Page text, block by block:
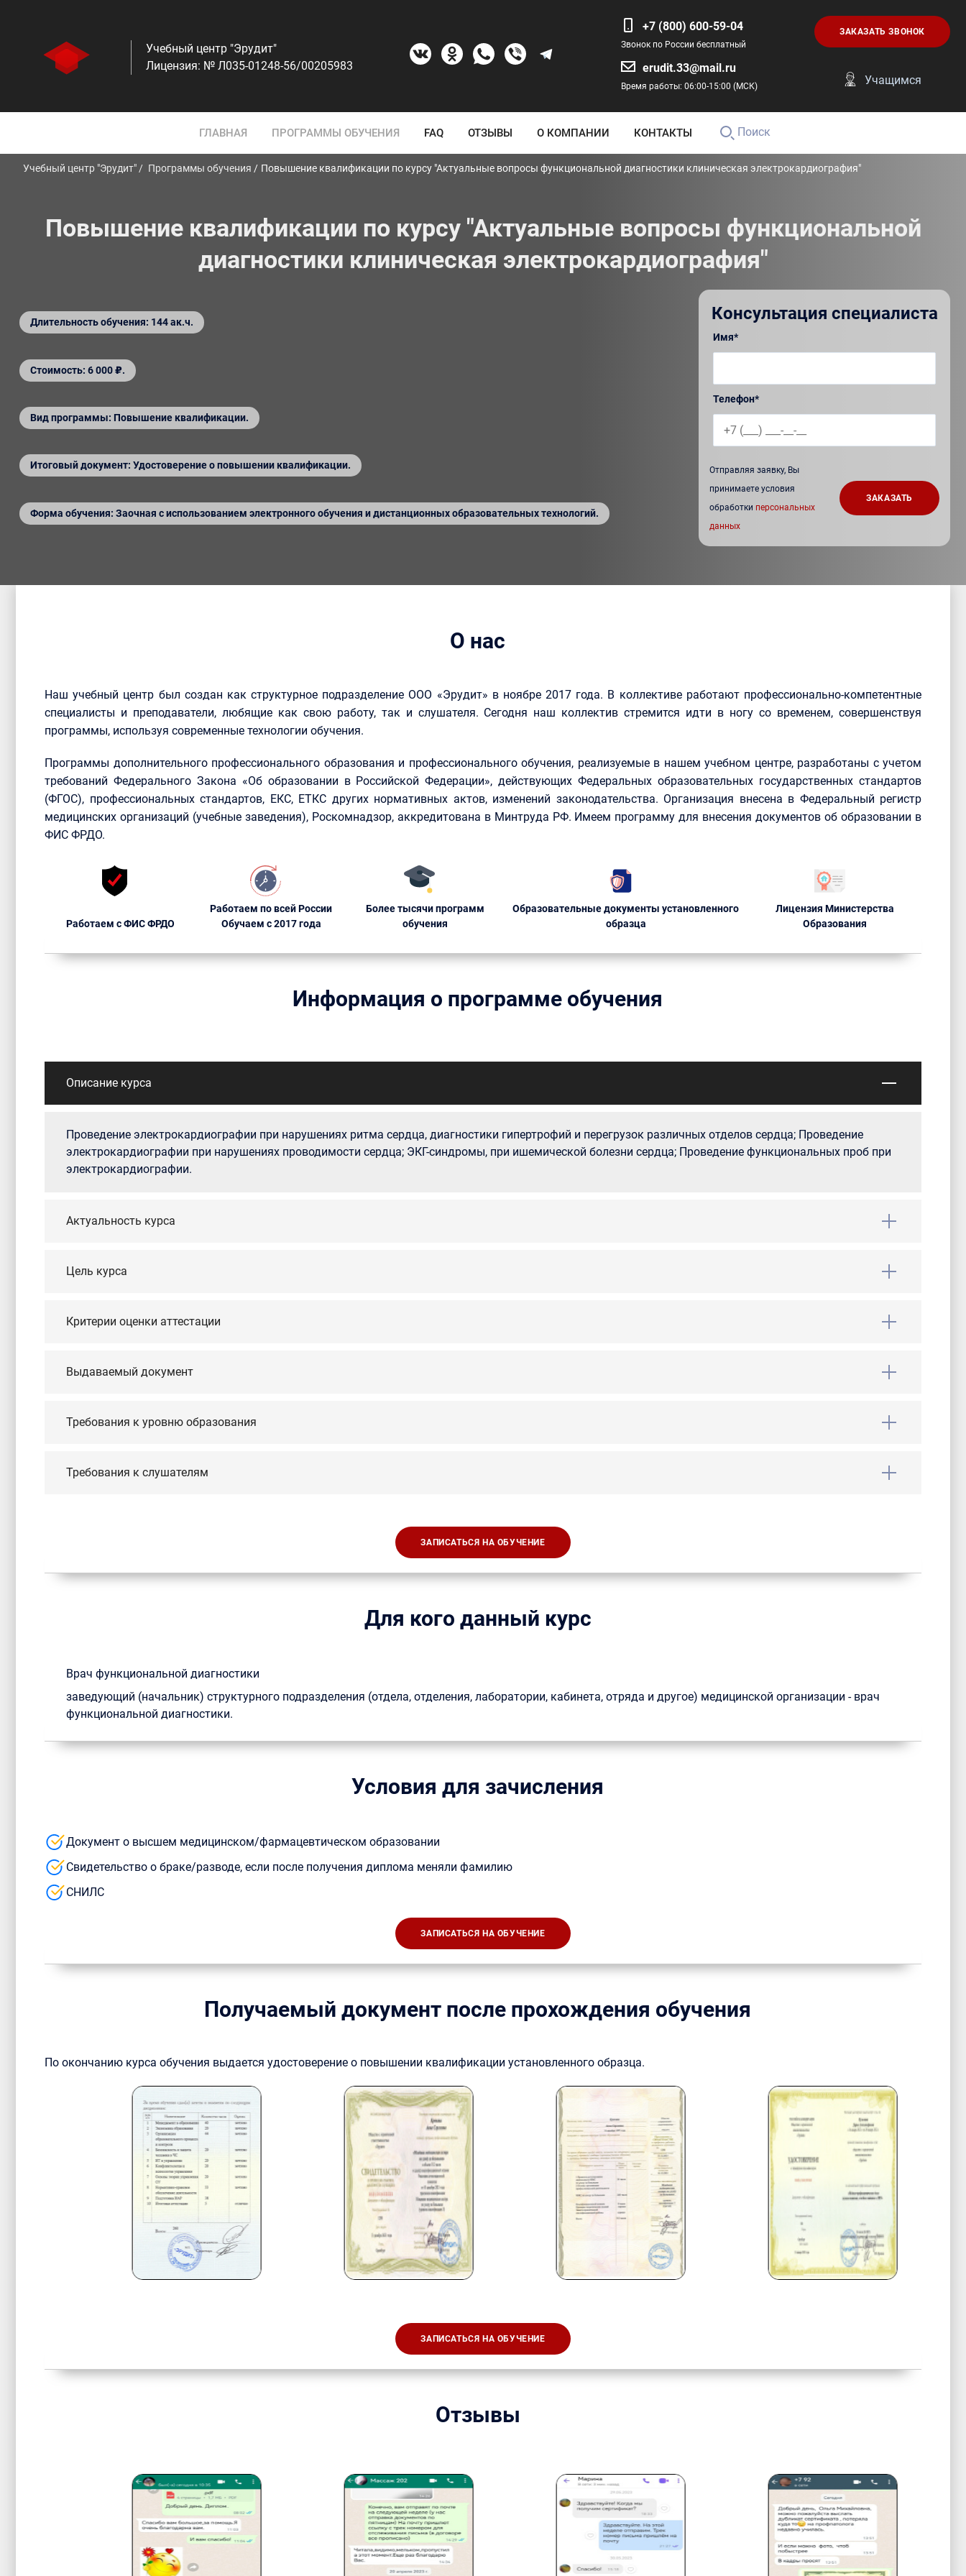
Учебный центр "Эрудит"
Лицензия: № Л035-01248-56/00205983
+7 (800) 600-59-04
Звонок по России бесплатный
erudit.33@mail.ru
Время работы: 06:00-15:00 (МСК)
ЗАКАЗАТЬ ЗВОНОК
Учащимся
ГЛАВНАЯ ПРОГРАММЫ ОБУЧЕНИЯ FAQ ОТЗЫВЫ О КОМПАНИИ КОНТАКТЫ Поиск
Учебный центр "Эрудит" Программы обучения Повышение квалификации по курсу "Актуальные вопросы функциональной диагностики клиническая электрокардиография"
Повышение квалификации по курсу "Актуальные вопросы функциональной
диагностики клиническая электрокардиография"
Длительность обучения: 144 ак.ч.
Стоимость: 6 000 ₽.
Вид программы: Повышение квалификации.
Итоговый документ: Удостоверение о повышении квалификации.
Форма обучения: Заочная с использованием электронного обучения и дистанционных образовательных технологий.
Консультация специалиста
Имя*
Телефон*
Отправляя заявку, Вы
принимаете условия
обработки персональных
данных
О нас
Наш учебный центр был создан как структурное подразделение ООО «Эрудит» в ноябре 2017 года. В коллективе работают профессионально-компетентные
специалисты и преподаватели, любящие как свою работу, так и слушателя. Сегодня наш коллектив стремится идти в ногу со временем, совершенствуя
программы, используя современные технологии обучения.
Программы дополнительного профессионального образования и профессионального обучения, реализуемые в нашем учебном центре, разработаны с учетом
требований Федерального Закона «Об образовании в Российской Федерации», действующих Федеральных образовательных государственных стандартов
(ФГОС), профессиональных стандартов, ЕКС, ЕТКС других нормативных актов, изменений законодательства. Организация внесена в Федеральный регистр
медицинских организаций (учебные заведения), Роскомнадзор, аккредитована в Минтруда РФ. Имеем программу для внесения документов об образовании в
ФИС ФРДО.
Работаем с ФИС ФРДО
Работаем по всей России
Обучаем с 2017 года
Более тысячи программ
обучения
Образовательные документы установленного
образца
Лицензия Министерства
Образования
Информация о программе обучения
Описание курса
Проведение электрокардиографии при нарушениях ритма сердца, диагностики гипертрофий и перегрузок различных отделов сердца; Проведение
электрокардиографии при нарушениях проводимости сердца; ЭКГ-синдромы, при ишемической болезни сердца; Проведение функциональных проб при
электрокардиографии.
Актуальность курса
Цель курса
Критерии оценки аттестации
Выдаваемый документ
Требования к уровню образования
Требования к слушателям
ЗАПИСАТЬСЯ НА ОБУЧЕНИЕ
Для кого данный курс
Врач функциональной диагностики
заведующий (начальник) структурного подразделения (отдела, отделения, лаборатории, кабинета, отряда и другое) медицинской организации - врач
функциональной диагностики.
Условия для зачисления
Документ о высшем медицинском/фармацевтическом образовании
Свидетельство о браке/разводе, если после получения диплома меняли фамилию
СНИЛС
ЗАПИСАТЬСЯ НА ОБУЧЕНИЕ
Получаемый документ после прохождения обучения
По окончанию курса обучения выдается удостоверение о повышении квалификации установленного образца.
ЗАПИСАТЬСЯ НА ОБУЧЕНИЕ
Отзывы